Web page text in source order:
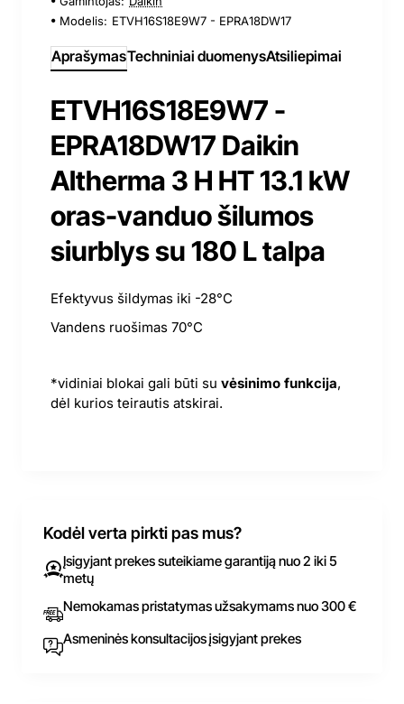
Modelis: ETVH16S18E9W7 - EPRA18DW17
AprašymasTechniniai duomenysAtsiliepimai
ETVH16S18E9W7 -
EPRA18DW17 Daikin
Altherma 3 H HT 13.1 kW
oras-vanduo šilumos
siurblys su 180 L talpa
Efektyvus šildymas iki -28°C
Vandens ruošimas 70°C
*vidiniai blokai gali būti su vėsinimo funkcija,
dėl kurios teirautis atskirai.
Kodėl verta pirkti pas mus?
Įsigyjant prekes suteikiame garantiją nuo 2 iki 5
metų
Nemokamas pristatymas užsakymams nuo 300 €
Asmeninės konsultacijos įsigyjant prekes